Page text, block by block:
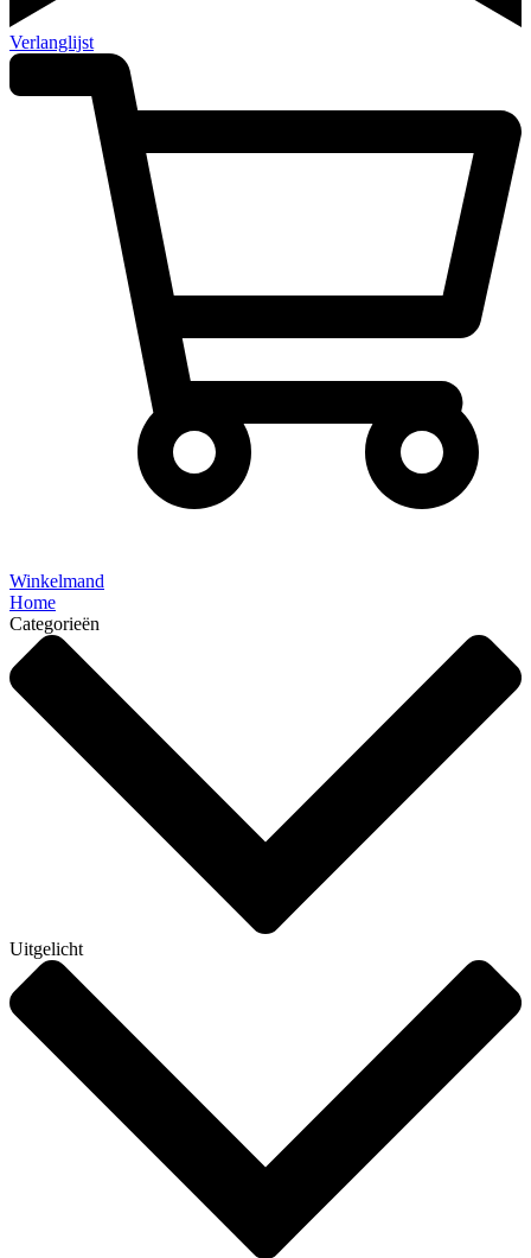
Verlanglijst
Winkelmand
Home
Categorieën
Uitgelicht